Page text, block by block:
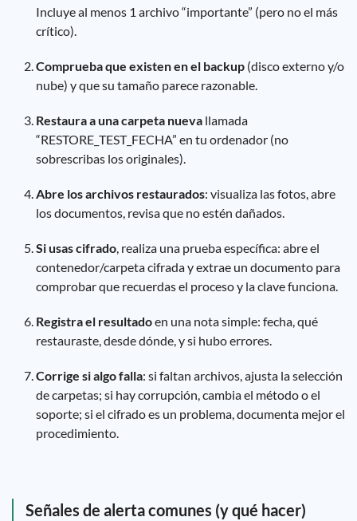
Incluye al menos 1 archivo “importante” (pero no el más
crítico).
Comprueba que existen en el backup (disco externo y/o
nube) y que su tamaño parece razonable.
Restaura a una carpeta nueva llamada
“RESTORE_TEST_FECHA” en tu ordenador (no
sobrescribas los originales).
Abre los archivos restaurados: visualiza las fotos, abre
los documentos, revisa que no estén dañados.
Si usas cifrado, realiza una prueba específica: abre el
contenedor/carpeta cifrada y extrae un documento para
comprobar que recuerdas el proceso y la clave funciona.
Registra el resultadoen una nota simple: fecha, qué
restauraste, desde dónde, y si hubo errores.
Corrige si algo falla: si faltan archivos, ajusta la selección
de carpetas; si hay corrupción, cambia el método o el
soporte; si el cifrado es un problema, documenta mejor el
procedimiento.
Señales de alerta comunes (y qué hacer)